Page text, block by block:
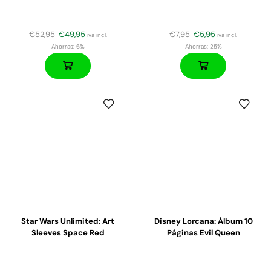
€52,95 €49,95 iva incl.
Ahorras:6%
€7,95 €5,95 iva incl.
Ahorras:25%
Star Wars Unlimited: Art
Sleeves Space Red
Disney Lorcana: Álbum 10
Páginas Evil Queen